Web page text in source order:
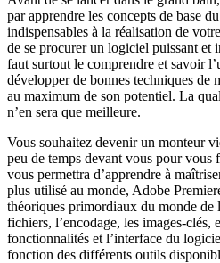
par apprendre les concepts de base
indispensables à la réalisation de
de se procurer un logiciel puissant et
faut surtout le comprendre et savoir
développer de bonnes techniques de
au maximum de son potentiel. La
n’en sera que meilleure.
Vous souhaitez devenir un monteur
peu de temps devant vous pour
vous permettra d’apprendre à
plus utilisé au monde, Adobe
théoriques primordiaux du monde de
fichiers, l’encodage, les images-clés,
fonctionnalités et l’interface du
fonction des différents outils